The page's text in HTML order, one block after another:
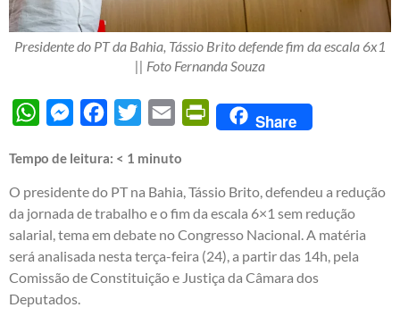
Presidente do PT da Bahia, Tássio Brito defende fim da escala 6x1
|| Foto Fernanda Souza
WhatsAppMessengerFacebook
Twitter Email PrintFriendly
Share
Tempo de leitura: < 1 minuto
O presidente do PT na Bahia, Tássio Brito, defendeu a redução
da jornada de trabalho e o fim da escala 6×1 sem redução
salarial, tema em debate no Congresso Nacional. A matéria
será analisada nesta terça-feira (24), a partir das 14h, pela
Comissão de Constituição e Justiça da Câmara dos
Deputados.